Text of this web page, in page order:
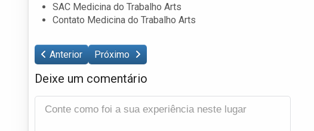
SAC Medicina do Trabalho Arts
Contato Medicina do Trabalho Arts
Anterior Próximo
Deixe um comentário